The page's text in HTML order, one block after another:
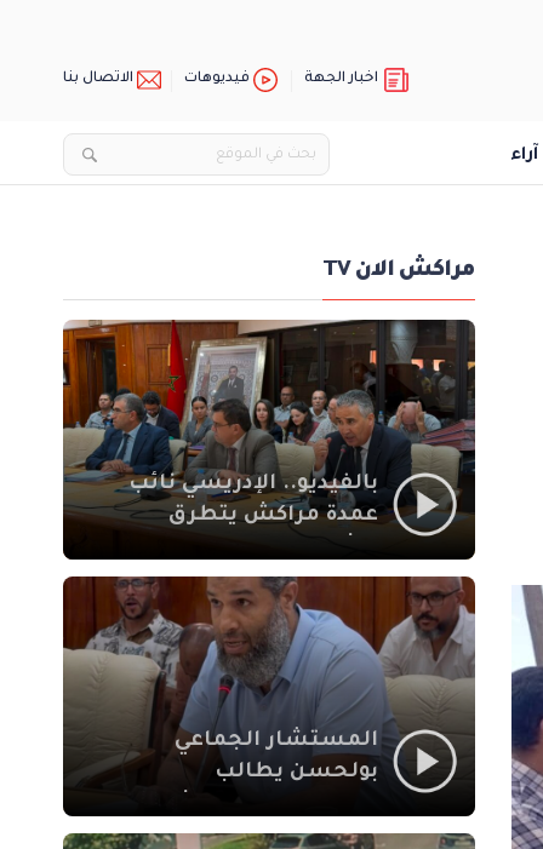
اخبار الجهة فيديوهات الاتصال بنا
آراء
مراكش الان TV
بالفيديو.. الإدريسي نائب
عمدة مراكش يتطرق
الاجتماعي في نقل
المحطة الطرقية إلى
العزوزية
المستشار الجماعي
بولحسن يطالب
أشغال شارع علال